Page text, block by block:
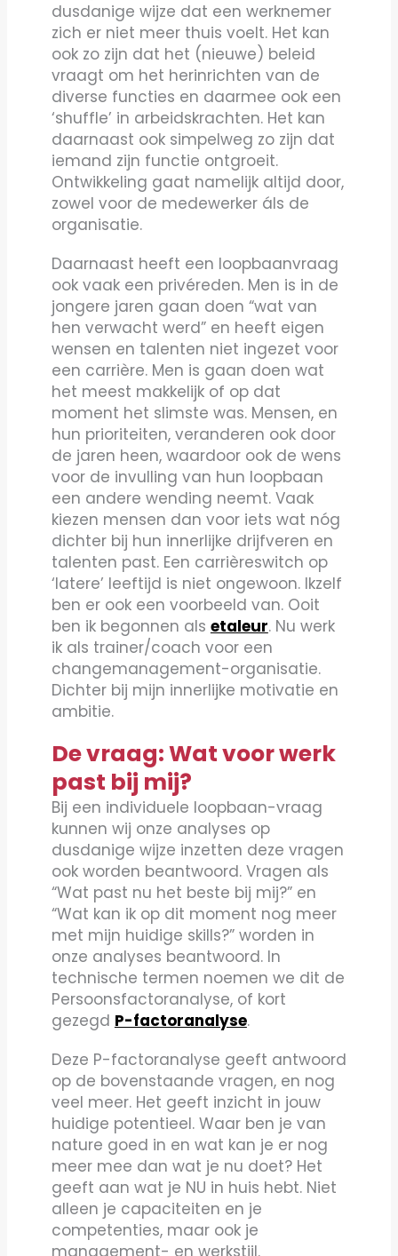
dusdanige wijze dat een werknemer
zich er niet meer thuis voelt. Het kan
ook zo zijn dat het (nieuwe) beleid
vraagt om het herinrichten van de
diverse functies en daarmee ook een
‘shuffle’ in arbeidskrachten. Het kan
daarnaast ook simpelweg zo zijn dat
iemand zijn functie ontgroeit.
Ontwikkeling gaat namelijk altijd door,
zowel voor de medewerker áls de
organisatie.
Daarnaast heeft een loopbaanvraag
ook vaak een privéreden. Men is in de
jongere jaren gaan doen “wat van
hen verwacht werd” en heeft eigen
wensen en talenten niet ingezet voor
een carrière. Men is gaan doen wat
het meest makkelijk of op dat
moment het slimste was. Mensen, en
hun prioriteiten, veranderen ook door
de jaren heen, waardoor ook de wens
voor de invulling van hun loopbaan
een andere wending neemt. Vaak
kiezen mensen dan voor iets wat nóg
dichter bij hun innerlijke drijfveren en
talenten past. Een carrièreswitch op
‘latere’ leeftijd is niet ongewoon. Ikzelf
ben er ook een voorbeeld van. Ooit
ben ik begonnen als etaleur. Nu werk
ik als trainer/coach voor een
changemanagement-organisatie.
Dichter bij mijn innerlijke motivatie en
ambitie.
De vraag: Wat voor werk
past bij mij?
Bij een individuele loopbaan-vraag
kunnen wij onze analyses op
dusdanige wijze inzetten deze vragen
ook worden beantwoord. Vragen als
“Wat past nu het beste bij mij?” en
“Wat kan ik op dit moment nog meer
met mijn huidige skills?” worden in
onze analyses beantwoord. In
technische termen noemen we dit de
Persoonsfactoranalyse, of kort
gezegd P-factoranalyse.
Deze P-factoranalyse geeft antwoord
op de bovenstaande vragen, en nog
veel meer. Het geeft inzicht in jouw
huidige potentieel. Waar ben je van
nature goed in en wat kan je er nog
meer mee dan wat je nu doet? Het
geeft aan wat je NU in huis hebt. Niet
alleen je capaciteiten en je
competenties, maar ook je